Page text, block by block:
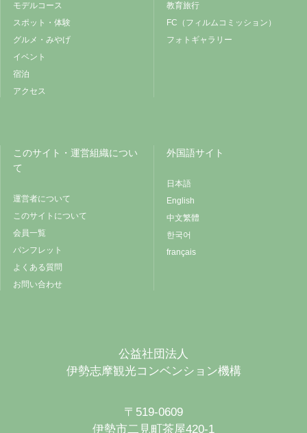
モデルコース
スポット・体験
グルメ・みやげ
イベント
宿泊
アクセス
教育旅行
FC（フィルムコミッション）
フォトギャラリー
このサイト・運営組織につい
て
運営者について
このサイトについて
会員一覧
パンフレット
よくある質問
お問い合わせ
外国語サイト
日本語
English
中文繁體
한국어
français
公益社団法人
伊勢志摩観光コンベンション機構
〒519-0609
伊勢市二見町茶屋420-1